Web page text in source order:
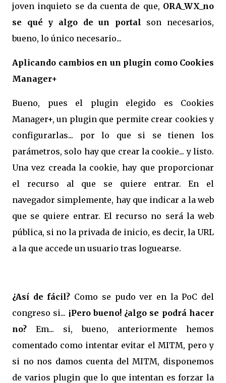
joven inquieto se da cuenta de que, ORA_WX_no
se qué y algo de un portal son necesarios,
bueno, lo único necesario...
Aplicando cambios en un plugin como Cookies
Manager+
Bueno, pues el plugin elegido es Cookies
Manager+, un plugin que permite crear cookies y
configurarlas... por lo que si se tienen los
parámetros, solo hay que crear la cookie... y listo.
Una vez creada la cookie, hay que proporcionar
el recurso al que se quiere entrar. En el
navegador simplemente, hay que indicar a la web
que se quiere entrar. El recurso no será la web
pública, si no la privada de inicio, es decir, la URL
a la que accede un usuario tras loguearse.
¿Así de fácil? Como se pudo ver en la PoC del
congreso si... ¡Pero bueno! ¿algo se podrá hacer
no? Em... si, bueno, anteriormente hemos
comentado como intentar evitar el MITM, pero y
si no nos damos cuenta del MITM, disponemos
de varios plugin que lo que intentan es forzar la